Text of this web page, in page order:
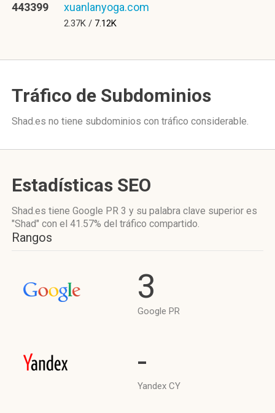
443399 xuanlanyoga.com
2.37K / 7.12K
Tráfico de Subdominios
Shad.es no tiene subdominios con tráfico considerable.
Estadísticas SEO
Shad.es tiene Google PR 3 y su palabra clave superior es
"Shad" con el 41.57% del tráfico compartido.
Rangos
3
Google PR
-
Yandex CY